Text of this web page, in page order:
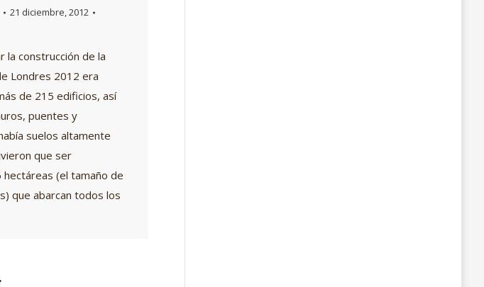
21 diciembre, 2012
la construcción de la
Londres 2012 era
de 215 edificios, así
puentes y
suelos altamente
que ser
(el tamaño de
que abarcan todos los